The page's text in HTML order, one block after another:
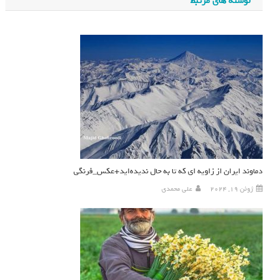
دماوند ایران از زاویه ای که تا به حال ندیده‌اید+عکس_فرنگی
ژوئن 19, 2024 علی محمدی